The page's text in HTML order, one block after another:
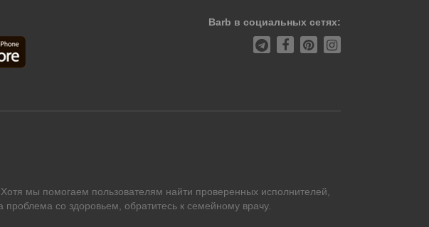
Barb в социальных сетях:
мы помогаем пользователям найти проверенных исполнителей,
со здоровьем, обратитесь к семейному врачу.